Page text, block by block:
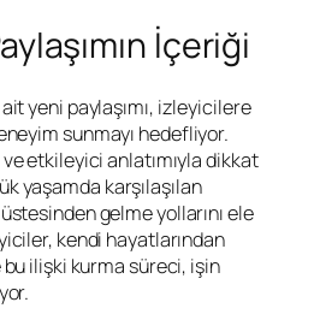
İçeriği
ait yeni paylaşımı, izleyicilere
sunmayı hedefliyor.
etkileyici anlatımıyla dikkat
yaşamda karşılaşılan
gelme yollarını ele
kendi hayatlarından
ilişki kurma süreci, işin